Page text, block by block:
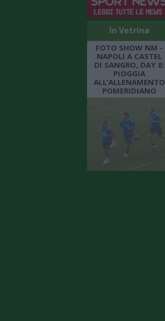
In Vetrina
FOTO SHOW NM -
NAPOLI A CASTEL
DI SANGRO, DAY 8:
PIOGGIA
ALL’ALLENAMENTO
POMERIDIANO